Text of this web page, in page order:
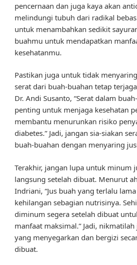
pencernaan dan juga kaya akan
melindungi tubuh dari radikal
untuk menambahkan sedikit
buahmu untuk mendapatkan
kesehatanmu.
Pastikan juga untuk tidak
serat dari buah-buahan tetap
Dr. Andi Susanto, “Serat dalam
penting untuk menjaga kesehatan
membantu menurunkan risiko
diabetes.” Jadi, jangan sia-siakan
buah-buahan dengan menyaring
Terakhir, jangan lupa untuk minum
langsung setelah dibuat. Menurut
Indriani, “Jus buah yang terlalu
kehilangan sebagian nutrisinya.
diminum segera setelah dibuat
manfaat maksimal.” Jadi,
yang menyegarkan dan bergizi
dibuat.